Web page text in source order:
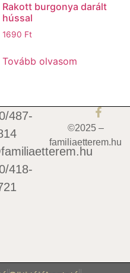
Rakott burgonya darált
hússal
1690 Ft
Tovább olvasom
487-
418-
©2025 –
familiaetterem.hu